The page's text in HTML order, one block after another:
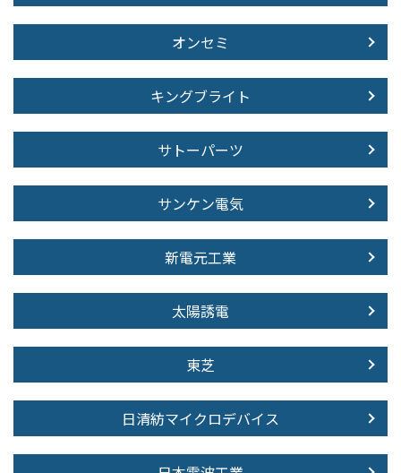
オンセミ
キングブライト
サトーパーツ
サンケン電気
新電元工業
太陽誘電
東芝
日清紡マイクロデバイス